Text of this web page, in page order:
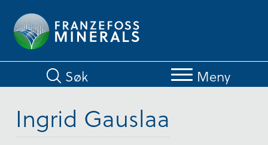
hovedinnhold
Søk Meny
Ingrid Gauslaa